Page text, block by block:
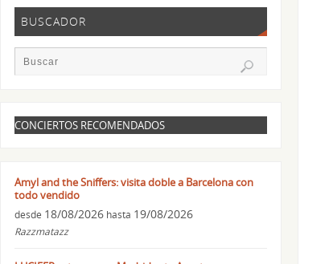
BUSCADOR
CONCIERTOS RECOMENDADOS
Amyl and the Sniffers: visita doble a Barcelona con
todo vendido
desde 18/08/2026 hasta 19/08/2026
Razzmatazz